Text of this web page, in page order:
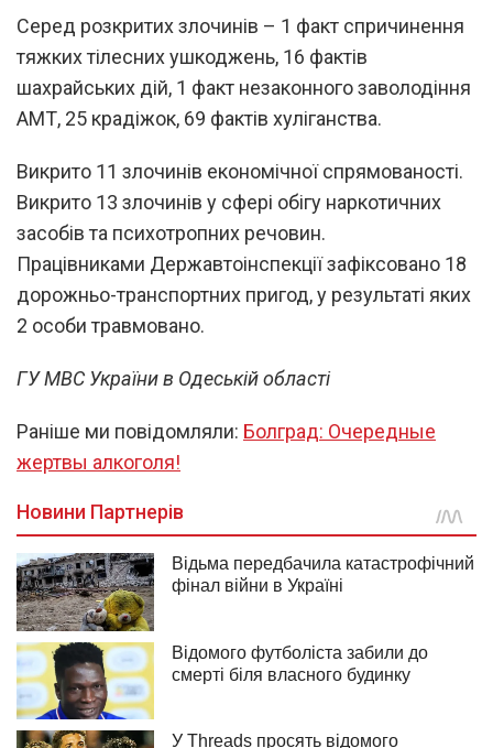
Серед розкритих злочинів – 1 факт спричинення
тяжких тілесних ушкоджень, 16 фактів
шахрайських дій, 1 факт незаконного заволодіння
АМТ, 25 крадіжок, 69 фактів хуліганства.
Викрито 11 злочинів економічної спрямованості.
Викрито 13 злочинів у сфері обігу наркотичних
засобів та психотропних речовин.
Працівниками Державтоінспекції зафіксовано 18
дорожньо-транспортних пригод, у результаті яких
2 особи травмовано.
ГУ МВС України в Одеській області
Раніше ми повідомляли: Болград: Очередные
жертвы алкоголя!